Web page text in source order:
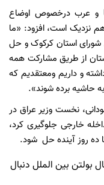
و عرب درخصوص اوضاع
نزدیک است، افزود: «ما
شورای استان کرکوک و حل
از طریق مشارکت همه
و داریم ومعتقدیم که
حاشیه برده شوند».
نخست وزیر عراق در
خارجی جلوگیری کرد،
ده روز آینده حل شود.
بولتن بین الملل دنبال